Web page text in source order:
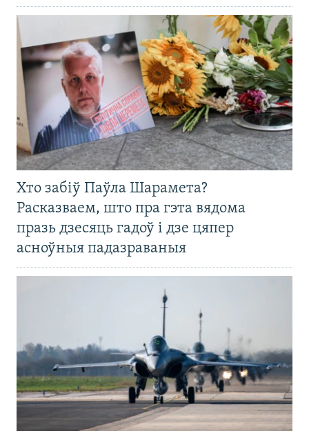
Хто забіў Паўла Шарамета?
Расказваем, што пра гэта вядома
празь дзесяць гадоў і дзе цяпер
асноўныя падазраваныя